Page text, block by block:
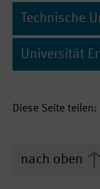
Technische
Universität
Diese Seite teilen
nach oben